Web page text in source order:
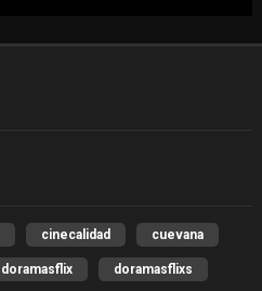
cinecalidad cuevana
doramasflix doramasflixs